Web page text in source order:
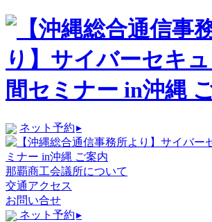
ネット予約▸
那覇商工会議所について
交通アクセス
お問い合せ
ネット予約▸